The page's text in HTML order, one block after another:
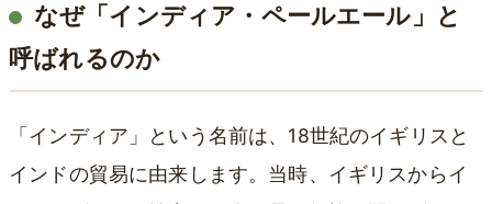
なぜ「インディア・ペールエール」と
呼ばれるのか
「インディア」という名前は、18世紀のイギリスと
インドの貿易に由来します。当時、イギリスからイ